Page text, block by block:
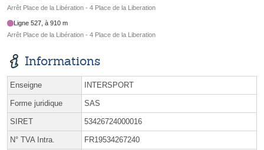
Arrêt Place de la Libération - 4 Place de la Liberation
Ligne 527, à 910 m
Arrêt Place de la Libération - 4 Place de la Liberation
Informations
Enseigne INTERSPORT
Forme juridique SAS
SIRET 53426724000016
N° TVA Intra. FR19534267240